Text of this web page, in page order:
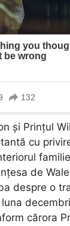
și Prințul
cu
de
despre o
cărora